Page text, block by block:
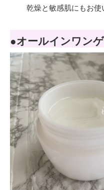
乾燥と敏感肌にもお使
●オールインワン